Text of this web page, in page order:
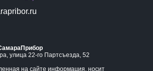
улица 22-го Партсъезда, 52
на сайте информация, носит